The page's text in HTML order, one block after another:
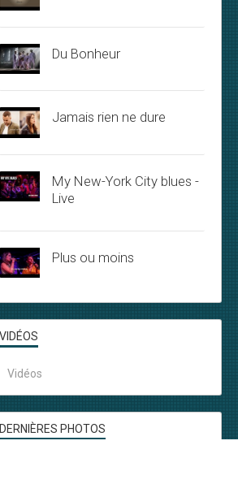
Du Bonheur
Jamais rien ne dure
My New-York City blues -
Live
Plus ou moins
VIDÉOS
Vidéos
DERNIÈRES PHOTOS